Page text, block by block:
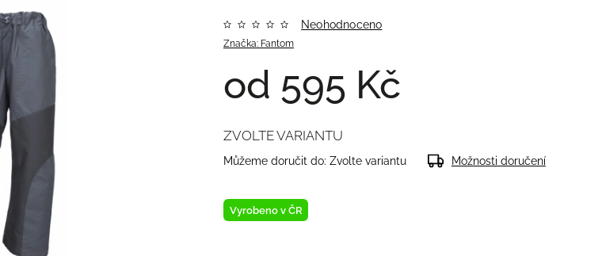
Značka: Fantom
Neohodnoceno
od 595 Kč
Vyrobeno v ČR
ZVOLTE VARIANTU
Můžeme doručit do: Zvolte variantu Možnosti doručení